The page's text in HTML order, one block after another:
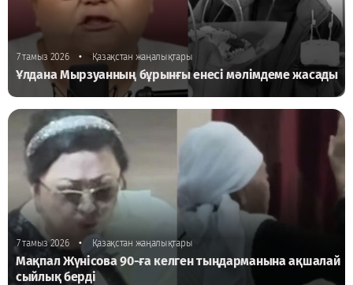
7 тамыз 2026 • Қазақстан жаңалықтары
Ұлдана Мырзуанның бұрынғы енесі мәлімдеме жасады
7 тамыз 2026 • Қазақстан жаңалықтары
Мақпал Жүнісова 90-ға келген тыңдарманына ақшалай
сыйлық берді